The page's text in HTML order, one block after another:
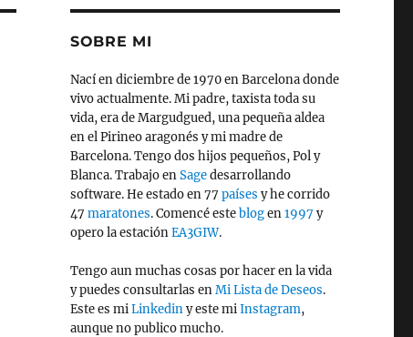
SOBRE MI
Nací en diciembre de 1970 en Barcelona donde
vivo actualmente. Mi padre, taxista toda su
vida, era de Margudgued, una pequeña aldea
en el Pirineo aragonés y mi madre de
Barcelona. Tengo dos hijos pequeños, Pol y
Blanca. Trabajo enSagedesarrollando
software. He estado en 77 países y he corrido
47 maratones. Comencé esteblogen1997 y
opero la estaciónEA3GIW.
Tengo aun muchas cosas por hacer en la vida
y puedes consultarlas enMi Lista de Deseos.
Este es miLinkediny este miInstagram,
aunque no publico mucho.